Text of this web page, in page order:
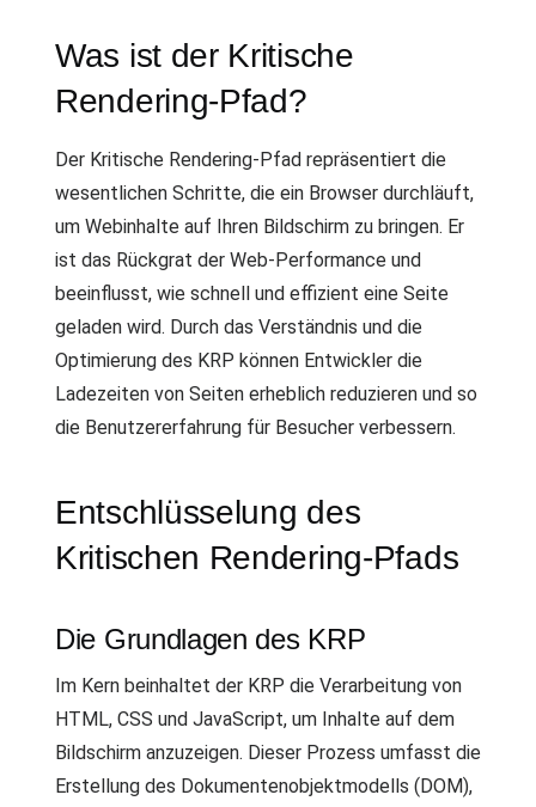
Was ist der Kritische
Rendering-Pfad?
Der Kritische Rendering-Pfad repräsentiert die
wesentlichen Schritte, die ein Browser durchläuft,
um Webinhalte auf Ihren Bildschirm zu bringen. Er
ist das Rückgrat der Web-Performance und
beeinflusst, wie schnell und effizient eine Seite
geladen wird. Durch das Verständnis und die
Optimierung des KRP können Entwickler die
Ladezeiten von Seiten erheblich reduzieren und so
die Benutzererfahrung für Besucher verbessern.
Entschlüsselung des
Kritischen Rendering-Pfads
Die Grundlagen des KRP
Im Kern beinhaltet der KRP die Verarbeitung von
HTML, CSS und JavaScript, um Inhalte auf dem
Bildschirm anzuzeigen. Dieser Prozess umfasst die
Erstellung des Dokumentenobjektmodells (DOM),